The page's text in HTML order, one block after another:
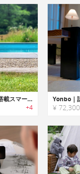
Toadi｜自律走行するAI搭載スマート芝刈り/草刈りロボット「トーディ」
+4 ¥ 72,300